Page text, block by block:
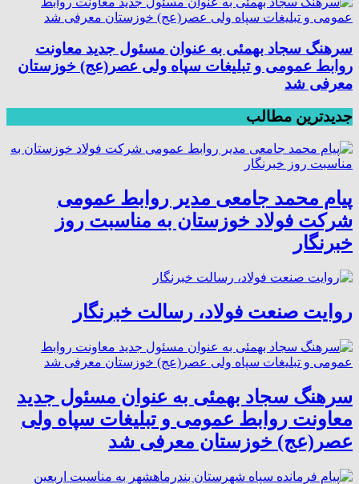
سرهنگ سجاد بهمئی به عنوان مسئول جدید معاونت
روابط عمومی و تبلیغات سپاه ولی عصر(عج) خوزستان
معرفی شد
جدیدترین مطالب
پیام محمد جامعی مدیر روابط عمومی
شرکت فولاد خوزستان به مناسبت روز
خبرنگار
روایت صنعت فولاد،‌ رسالت خبرنگار
سرهنگ سجاد بهمئی به عنوان مسئول جدید
معاونت روابط عمومی و تبلیغات سپاه ولی
عصر(عج) خوزستان معرفی شد